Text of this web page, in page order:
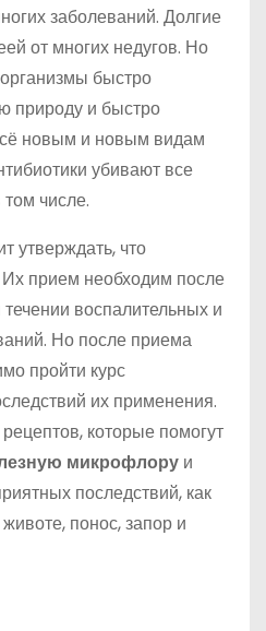
заболеваний. Долгие
от многих недугов. Но
быстро
природу и быстро
новым и новым видам
убивают все
числе.
утверждать, что
прием необходим после
воспалительных и
Но после приема
пройти курс
их применения.
которые помогут
микрофлору и
последствий, как
понос, запор и